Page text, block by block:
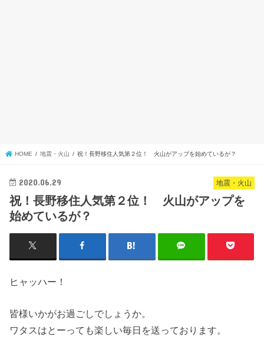
HOME 地震・火山 祝！長野移住人気第２位！ 火山がアップを始めているが？
地震・火山
2020.06.29
祝！長野移住人気第２位！ 火山がアップを
始めているが？
ヒャッハー！
皆様いかがお過ごしでしょうか。
ワタスはとーっても楽しい毎日を送っております。